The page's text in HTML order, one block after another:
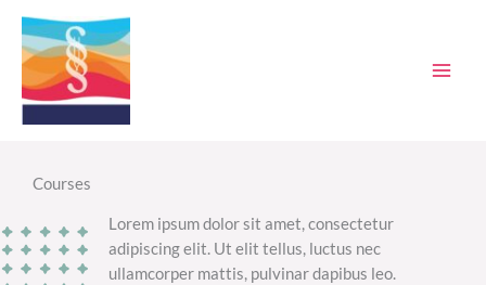
contenido
Courses
Lorem ipsum dolor sit amet, consectetur
adipiscing elit. Ut elit tellus, luctus nec
ullamcorper mattis, pulvinar dapibus leo.